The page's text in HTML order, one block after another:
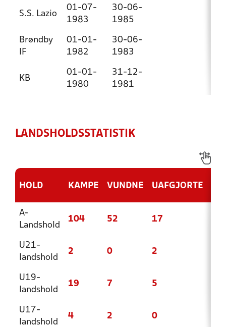
S.S. Lazio
01-07-
1983
30-06-
1985
Brøndby
IF
01-01-
1982
30-06-
1983
KB
01-01-
1980
31-12-
1981
LANDSHOLDSSTATISTIK
HOLD KAMPE VUNDNE UAFGJORTE
A-
Landshold
104 52 17
U21-
landshold
2 0 2
U19-
landshold
19 7 5
U17-
landshold
4 2 0